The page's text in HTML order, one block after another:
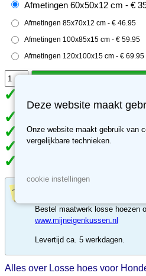
Afmetingen 60x50x12 cm - €
Afmetingen 85x70x12 cm - € 46.95
Afmetingen 100x85x15 cm - € 59.95
Afmetingen 120x100x15 cm - € 69.95
Meer dan 70.000 klanten gingen je
30 dagen retour recht, niet
Losse hoes op maat?
Bestel maatwerk losse hoezen
www.mijneigenkussen.nl
Levertijd ca. 5 werkdagen.
Alles over Losse hoes voor
Deze website maakt
Onze website maakt gebruik van
vergelijkbare technieken.
cookie instellingen